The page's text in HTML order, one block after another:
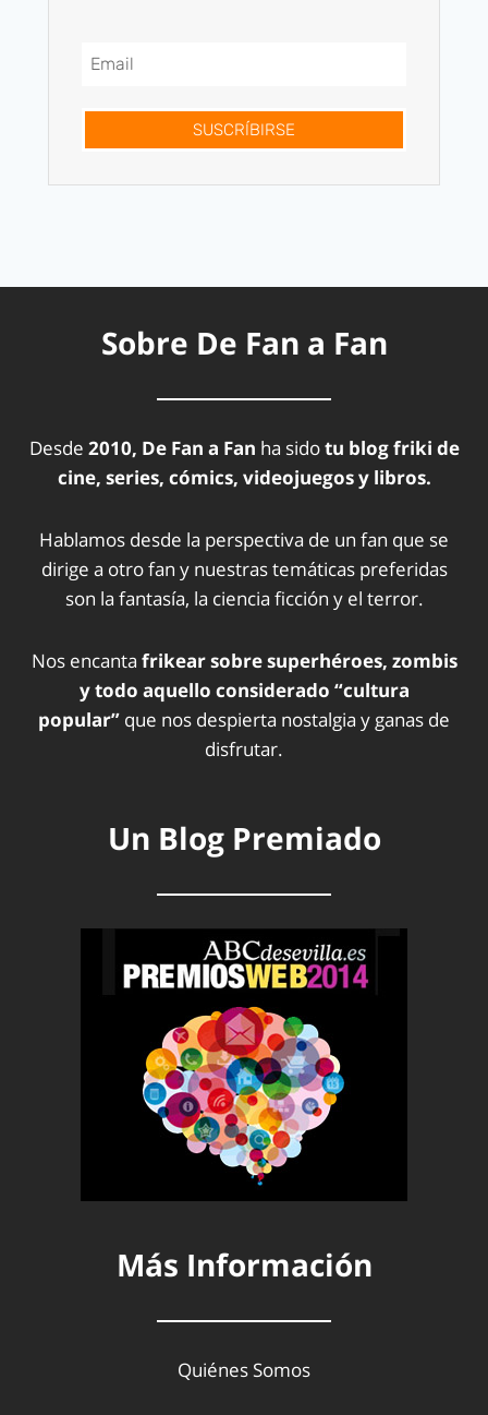
SUSCRÍBIRSE
Sobre De Fan a Fan
Desde 2010, De Fan a Fan ha sidotu blog friki de
cine, series, cómics, videojuegos y libros.
Hablamos desde la perspectiva de un fan que se
dirige a otro fan y nuestras temáticas preferidas
son la fantasía, la ciencia ficción y el terror.
Nos encanta frikear sobre superhéroes, zombis
y todo aquello considerado “cultura
popular” que nos despierta nostalgia y ganas de
disfrutar.
Un Blog Premiado
Más Información
Quiénes Somos